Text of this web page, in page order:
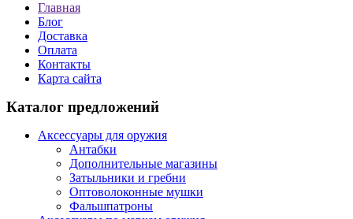
Главная
Блог
Доставка
Оплата
Контакты
Карта сайта
Каталог предложений
Аксессуары для оружия
Антабки
Дополнительные магазины
Затыльники и гребни
Оптоволоконные мушки
Фальшпатроны